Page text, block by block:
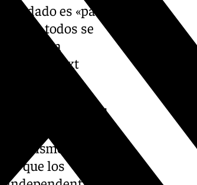
es «parar
es de todos se
fondos Next
actualización del
para todos los
ya que,
que los